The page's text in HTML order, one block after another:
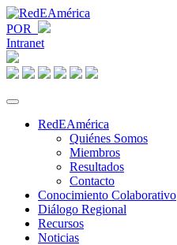
POR
Intranet
RedEAmérica
Quiénes Somos
Miembros
Resultados
Contacto
Conocimiento Colaborativo
Diálogo Regional
Recursos
Noticias